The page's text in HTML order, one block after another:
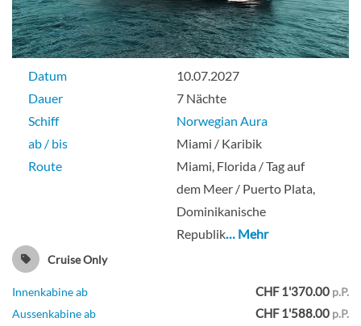
Aft-Facing Suite With Large Balcony-
[SH]
Suite
Aft-Facing Suite With Large Balcony-[SI]
Suite
Datum
10.07.2027
Dauer
7 Nächte
Schiff
Norwegian Aura
ab / bis
Miami / Karibik
Route
Miami, Florida / Tag auf
dem Meer / Puerto Plata,
Dominikanische
Republik… Mehr
Cruise Only
Innenkabine ab CHF 1'370.00 p.P.
Aussenkabine ab
CHF 1'588.00 p.P.